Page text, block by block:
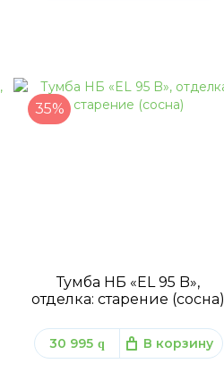
35%
Тумба НБ «EL 95 B»,
отделка: старение (сосна)
30 995 q В корзину